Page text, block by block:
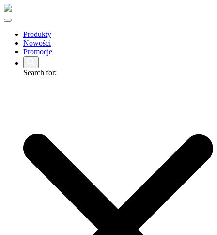
Produkty
Nowości
Promocje
Search for: